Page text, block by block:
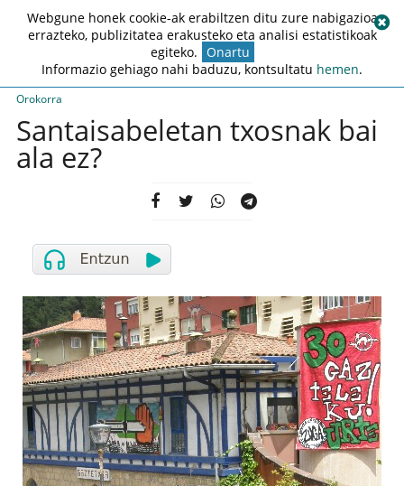
Orokorra
Santaisabeletan txosnak bai
ala ez?
Webgune honek cookie-ak erabiltzen ditu zure nabigazioa
errazteko, publizitatea erakusteko eta analisi estatistikoak
egiteko. Onartu
Informazio gehiago nahi baduzu, kontsultatu hemen.